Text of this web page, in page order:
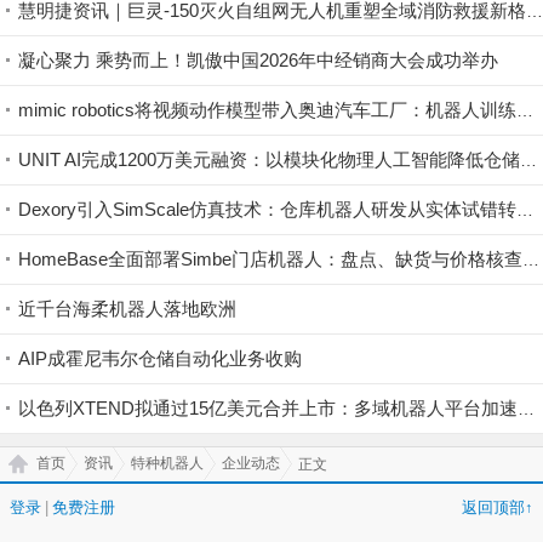
凝心聚力 乘势而上！凯傲中国2026年中经销商大会成功举办
近千台海柔机器人落地欧洲
AIP成霍尼韦尔仓储自动化业务收购
首页 资讯 特种机器人 企业动态 正文
登录 免费注册 返回顶部↑